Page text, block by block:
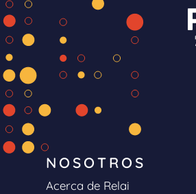
NOSOTROS
Acerca de Relai